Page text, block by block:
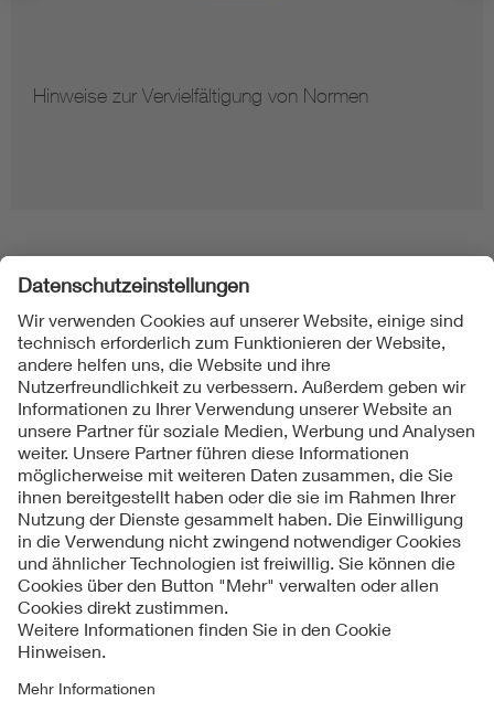
Hinweise zur Vervielfältigung von Normen
Folgen Sie uns
Kontakt
Impressum
Datenschutzinformationen
Cookie Hinweise
Compliance